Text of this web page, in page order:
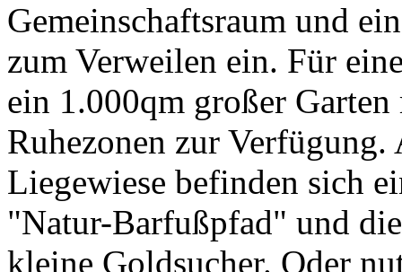
Gemeinschaftsraum und
zum Verweilen ein. Für
ein 1.000qm großer
Ruhezonen zur
Liegewiese befinden sich
"Natur-Barfußpfad" und
kleine Goldsucher. Oder